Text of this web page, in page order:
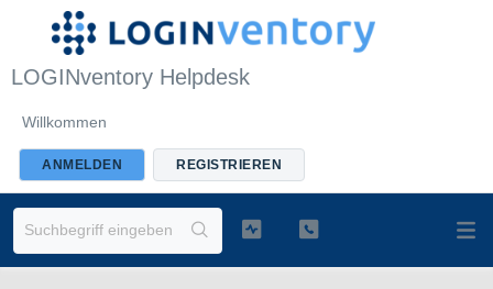
LOGINventory Helpdesk
Willkommen
ANMELDEN REGISTRIEREN